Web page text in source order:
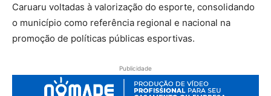
Caruaru voltadas à valorização do esporte, consolidando
o município como referência regional e nacional na
promoção de políticas públicas esportivas.
Publicidade